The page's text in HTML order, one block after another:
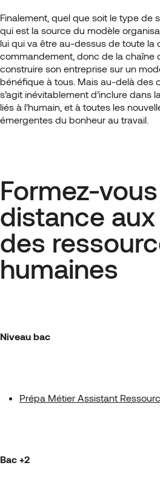
Finalement, quel que soit le type de
qui est la source du modèle
lui qui va être au-dessus de toute la
commandement, donc de la chaîne
construire son entreprise sur un
bénéfique à tous. Mais au-delà des
s’agit inévitablement d’inclure dans
liés à l’humain, et à toutes les
émergentes du bonheur au travail.
Formez-
distance
des
humaines
Niveau bac
Prépa Métier Assistant
Bac +2